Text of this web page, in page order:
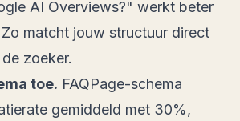
AI Overviews?" werkt beter
matcht jouw structuur direct
zoeker.
toe. FAQPage-schema
gemiddeld met 30%,